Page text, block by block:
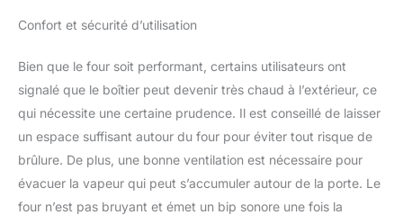
Confort et sécurité d’utilisation
Bien que le four soit performant, certains utilisateurs ont
signalé que le boîtier peut devenir très chaud à l’extérieur, ce
qui nécessite une certaine prudence. Il est conseillé de laisser
un espace suffisant autour du four pour éviter tout risque de
brûlure. De plus, une bonne ventilation est nécessaire pour
évacuer la vapeur qui peut s’accumuler autour de la porte. Le
four n’est pas bruyant et émet un bip sonore une fois la